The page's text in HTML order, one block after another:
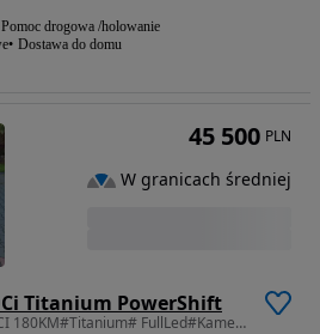
Pomoc drogowa /holowanie
Dostawa do domu
Titanium PowerShift
1997 cm3 • 180 KM • 2.0TDCI 180KM#Titanium# FullLed#Kamera#Navi#2xPDC#Doinwestowany
45 500 PLN
W granicach średniej